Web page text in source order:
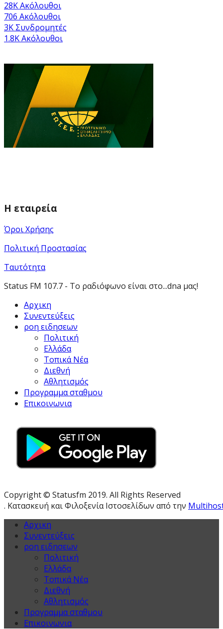
28KΑκόλουθοι
706 Ακόλουθοι
3K Συνδρομητές
1.8KΑκόλουθοι
Η εταιρεία
Όροι Χρήσης
Πολιτική Προστασίας
Ταυτότητα
Status FM 107.7 - Το ραδιόφωνο είναι στο...dna μας!
Αρχικη
Συνεντεύξεις
ροη ειδησεων
Πολιτική
Ελλάδα
Τοπικά Νέα
Διεθνή
Αθλητισμός
Προγραμμα σταθμου
Επικοινωνια
Copyright © Statusfm 2019. All Rights Reserved
. Κατασκευή και Φιλοξενία Ιστοσελίδων από την
Αρχικη
Συνεντεύξεις
ροη ειδησεων
Πολιτική
Ελλάδα
Τοπικά Νέα
Διεθνή
Αθλητισμός
Προγραμμα σταθμου
Επικοινωνια